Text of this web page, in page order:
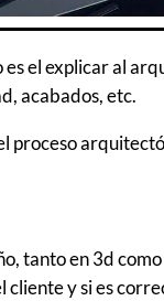
el explicar al
acabados, etc.
tanto en 3d
y si es